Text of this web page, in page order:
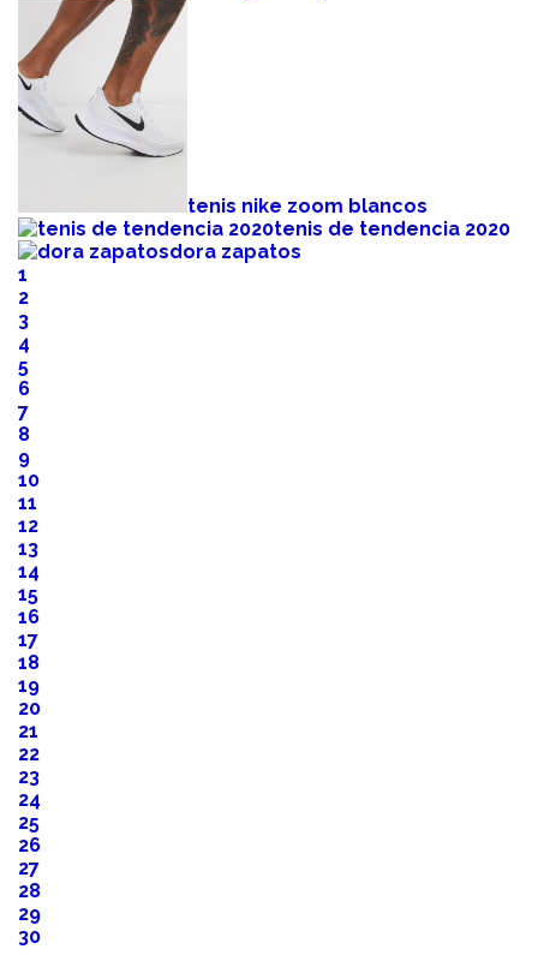
tenis nike zoom blancos
tenis de tendencia 2020
dora zapatos
1
2
3
4
5
6
7
8
9
10
11
12
13
14
15
16
17
18
19
20
21
22
23
24
25
26
27
28
29
30